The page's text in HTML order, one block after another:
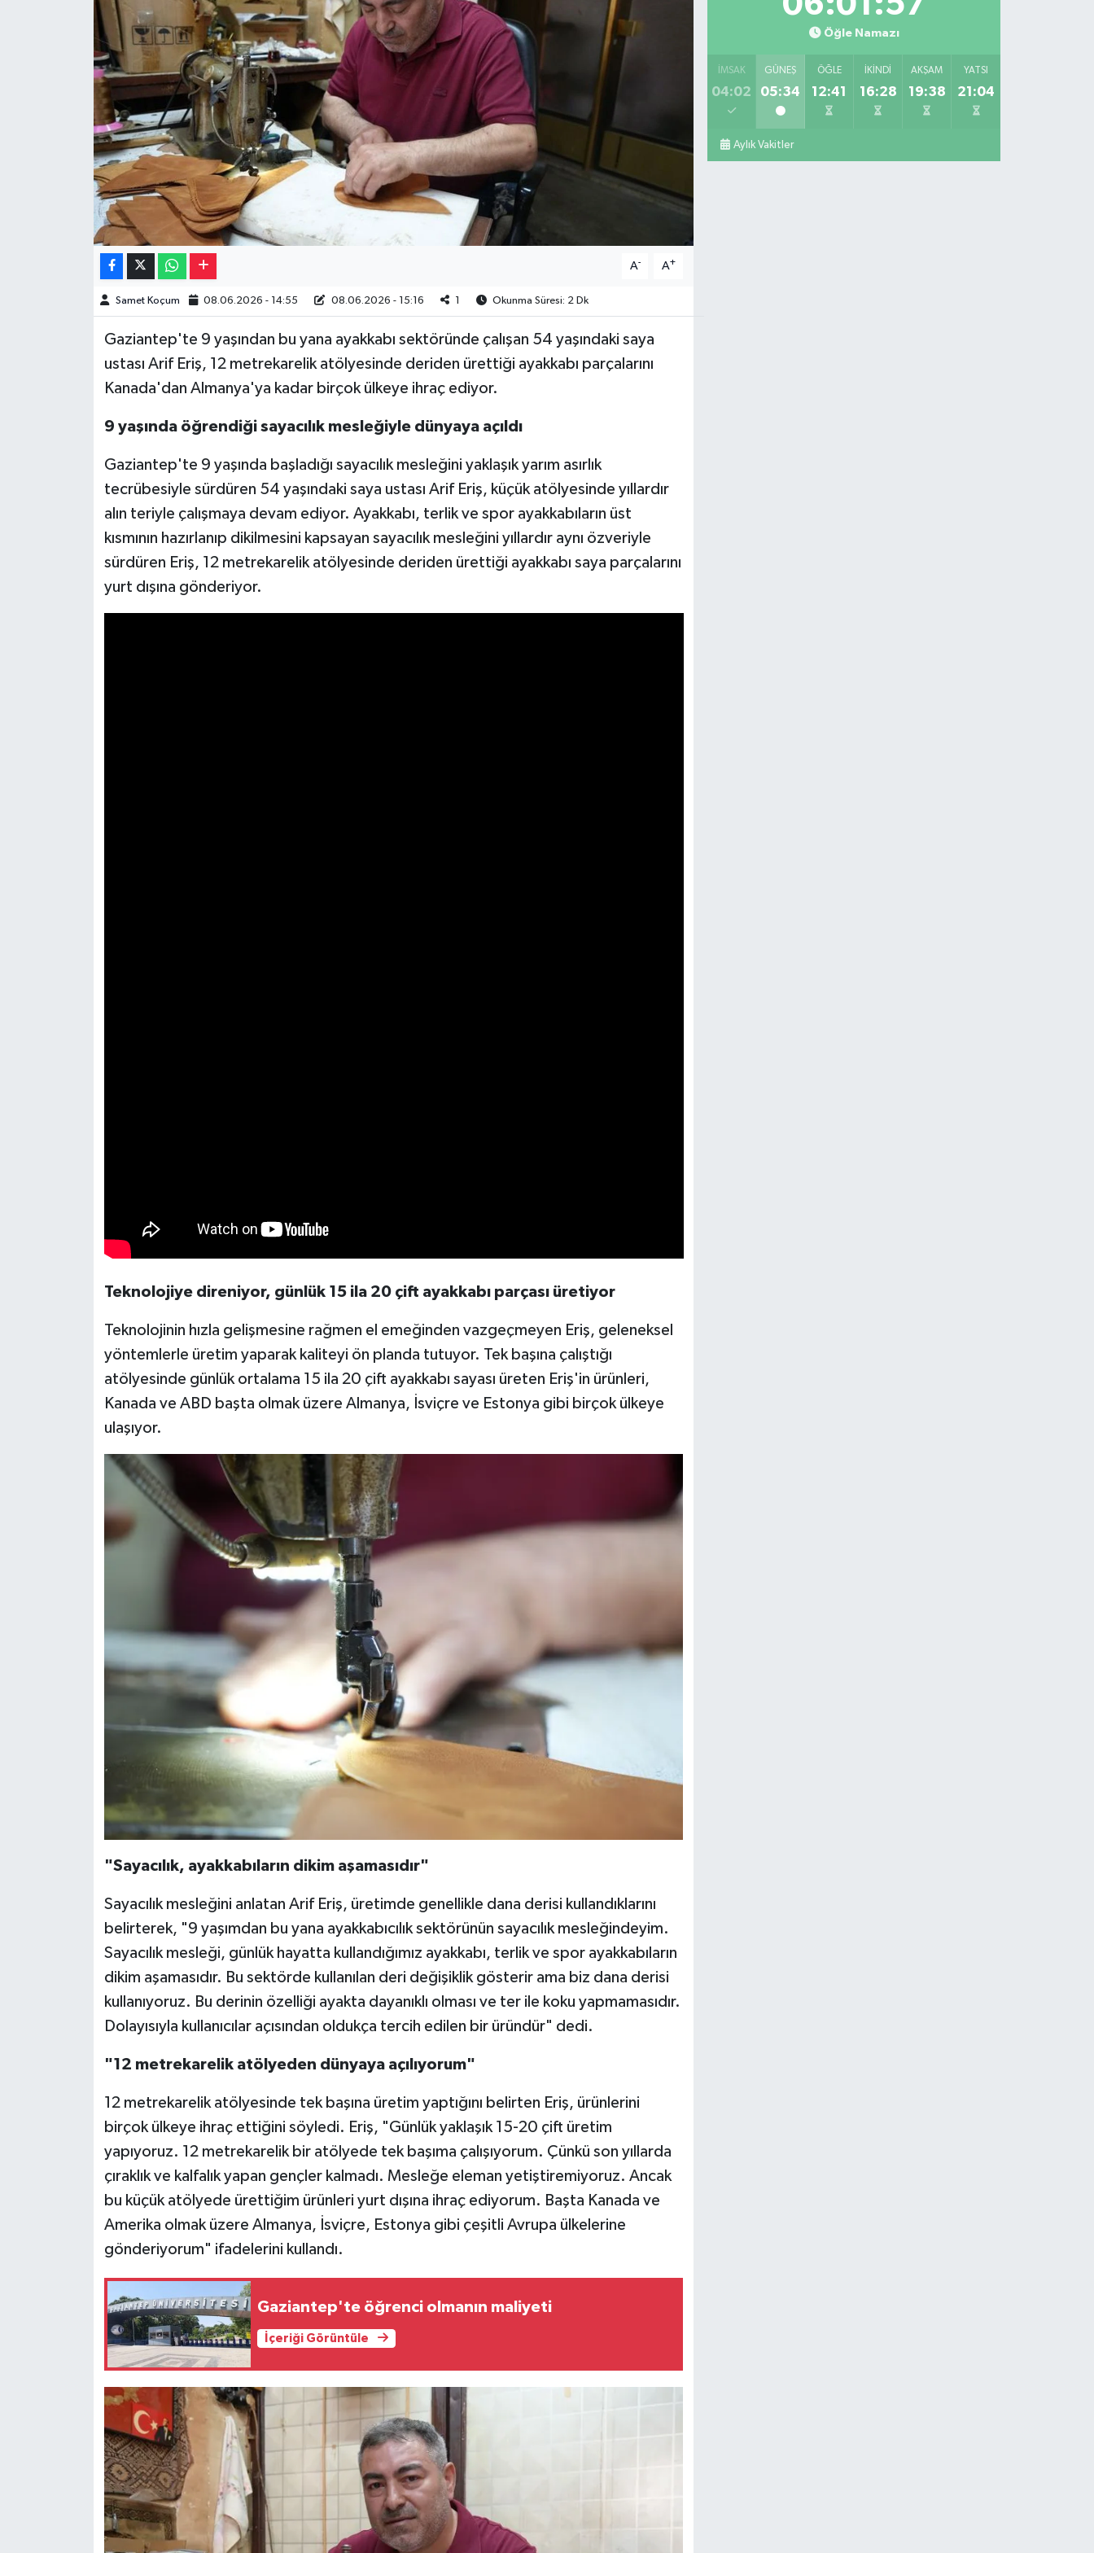
A- A+
Samet Koçum 08.06.2026 - 14:55 08.06.2026 - 15:16 Okunma Süresi: 2 Dk
Gaziantep'te 9 yaşından bu yana ayakkabı sektöründe çalışan 54 yaşındaki saya
ustası Arif Eriş, 12 metrekarelik atölyesinde deriden ürettiği ayakkabı parçalarını
Kanada'dan Almanya'ya kadar birçok ülkeye ihraç ediyor.
9 yaşında öğrendiği sayacılık mesleğiyle dünyaya açıldı
Gaziantep'te 9 yaşında başladığı sayacılık mesleğini yaklaşık yarım asırlık
tecrübesiyle sürdüren 54 yaşındaki saya ustası Arif Eriş, küçük atölyesinde yıllardır
alın teriyle çalışmaya devam ediyor. Ayakkabı, terlik ve spor ayakkabıların üst
kısmının hazırlanıp dikilmesini kapsayan sayacılık mesleğini yıllardır aynı özveriyle
sürdüren Eriş, 12 metrekarelik atölyesinde deriden ürettiği ayakkabı saya parçalarını
yurt dışına gönderiyor.
Teknolojiye direniyor, günlük 15 ila 20 çift ayakkabı parçası üretiyor
Teknolojinin hızla gelişmesine rağmen el emeğinden vazgeçmeyen Eriş, geleneksel
yöntemlerle üretim yaparak kaliteyi ön planda tutuyor. Tek başına çalıştığı
atölyesinde günlük ortalama 15 ila 20 çift ayakkabı sayası üreten Eriş'in ürünleri,
Kanada ve ABD başta olmak üzere Almanya, İsviçre ve Estonya gibi birçok ülkeye
ulaşıyor.
"Sayacılık, ayakkabıların dikim aşamasıdır"
Sayacılık mesleğini anlatan Arif Eriş, üretimde genellikle dana derisi kullandıklarını
belirterek, "9 yaşımdan bu yana ayakkabıcılık sektörünün sayacılık mesleğindeyim.
Sayacılık mesleği, günlük hayatta kullandığımız ayakkabı, terlik ve spor ayakkabıların
dikim aşamasıdır. Bu sektörde kullanılan deri değişiklik gösterir ama biz dana derisi
kullanıyoruz. Bu derinin özelliği ayakta dayanıklı olması ve ter ile koku yapmamasıdır.
Dolayısıyla kullanıcılar açısından oldukça tercih edilen bir üründür" dedi.
"12 metrekarelik atölyeden dünyaya açılıyorum"
12 metrekarelik atölyesinde tek başına üretim yaptığını belirten Eriş, ürünlerini
birçok ülkeye ihraç ettiğini söyledi. Eriş, "Günlük yaklaşık 15-20 çift üretim
yapıyoruz. 12 metrekarelik bir atölyede tek başıma çalışıyorum. Çünkü son yıllarda
çıraklık ve kalfalık yapan gençler kalmadı. Mesleğe eleman yetiştiremiyoruz. Ancak
bu küçük atölyede ürettiğim ürünleri yurt dışına ihraç ediyorum. Başta Kanada ve
Amerika olmak üzere Almanya, İsviçre, Estonya gibi çeşitli Avrupa ülkelerine
gönderiyorum" ifadelerini kullandı.
Gaziantep'te öğrenci olmanın maliyeti
İçeriği Görüntüle
Öğle Namazı
İMSAK
04:02
GÜNEŞ
05:34
ÖĞLE
12:41
İKINDI
16:28
AKŞAM
19:38
YATSI
21:04
Aylık Vakitler
Resmi İlanlar
Sinemalar
Siyaset
Teknoloji
Yeme-İçme